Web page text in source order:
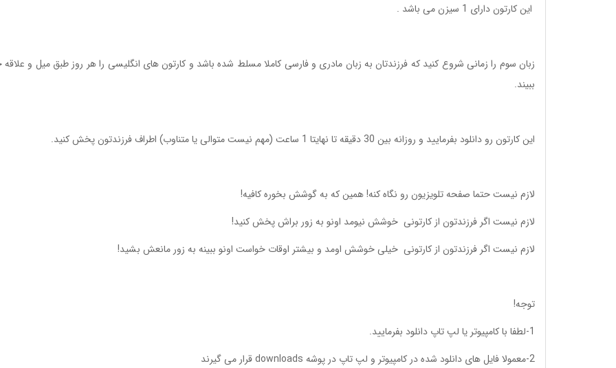
این کارتون دارای 1 سیزن می باشد .
زبان سوم را زمانی شروع کنید که فرزندتان به زبان مادری و فارسی کاملا مسلط شده باشد و کارتون های انگلیسی را هر روز طبق میل و
ببیند.
این کارتون رو دانلود بفرمایید و روزانه بین 30 دقیقه تا نهایتا 1 ساعت (مهم نیست متوالی یا متناوب) اطراف فرزندتون پخش کنید.
لازم نیست حتما صفحه تلویزیون رو نگاه کنه! همین که به گوشش بخوره کافیه!
لازم نیست اگر فرزندتون از کارتونی خوشش نیومد اونو به زور براش پخش کنید!
لازم نیست اگر فرزندتون از کارتونی خیلی خوشش اومد و بیشتر اوقات خواست اونو ببینه به زور مانعش بشید!
توجه!
1-لطفا با کامپیوتر یا لپ تاپ دانلود بفرمایید.
2-معمولا فایل های دانلود شده در کامپیوتر و لپ تاپ در پوشه downloads قرار می گیرند